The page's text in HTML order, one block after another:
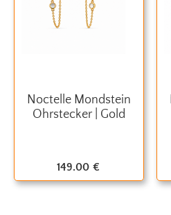
Noctelle Mondstein
Ohrstecker | Gold
149.00 €